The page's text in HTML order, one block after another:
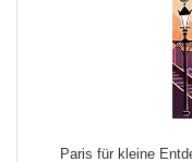
Paris für kleine